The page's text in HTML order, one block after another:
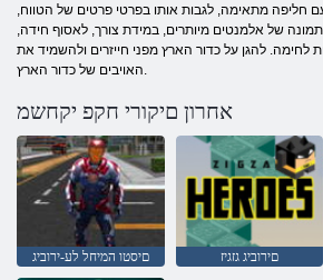
חליפה מתאימה, לגבות אותו בפרטי פרטים של הטווח,
של אלמנטים מיותרים, במידת צורך, לאסוף חידה,
לחימה. להגן על כדור הארץ מפני חייזרים ולהשמיד את
האויבים של כדור הארץ.
אחרון םיקורי חקפ יקחשמ
םיסטו המיחל לע-ירוביג םירוביג גזגיז